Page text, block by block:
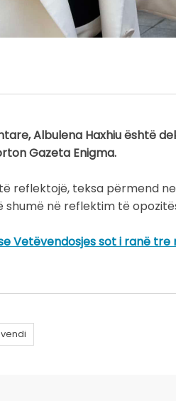
Albulena Haxhiu është
Gazeta Enigma.
reflektojë, teksa përmend
në reflektim të
Vetëvendosjes sot i ranë tre